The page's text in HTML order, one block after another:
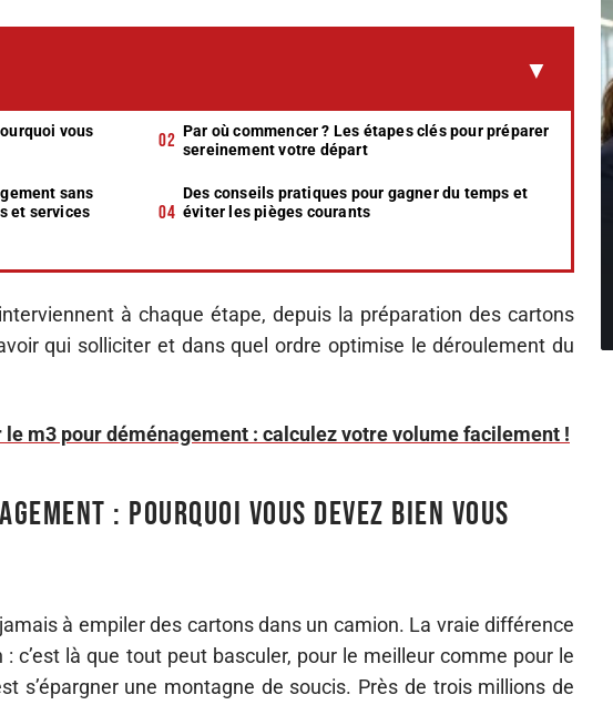
vous
Par où commencer ? Les étapes clés pour préparer
sereinement votre départ
sans
et services
Des conseils pratiques pour gagner du temps et
éviter les pièges courants
à chaque étape, depuis la préparation des cartons
qui solliciter et dans quel ordre optimise le déroulement du
le m3 pour déménagement : calculez votre volume facilement !
: pourquoi vous devez bien vous
à empiler des cartons dans un camion. La vraie différence
: c’est là que tout peut basculer, pour le meilleur comme pour le
s’épargner une montagne de soucis. Près de trois millions de